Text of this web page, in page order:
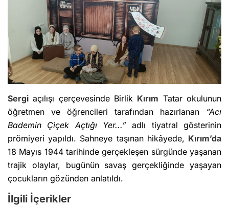
Sergi açılışı çerçevesinde Birlik Kırım Tatar okulunun
öğretmen ve öğrencileri tarafından hazırlanan “Acı
Bademin Çiçek Açtığı Yer...” adlı tiyatral gösterinin
prömiyeri yapıldı. Sahneye taşınan hikâyede, Kırım’da
18 Mayıs 1944 tarihinde gerçekleşen sürgünde yaşanan
trajik olaylar, bugünün savaş gerçekliğinde yaşayan
çocukların gözünden anlatıldı.
İlgili İçerikler